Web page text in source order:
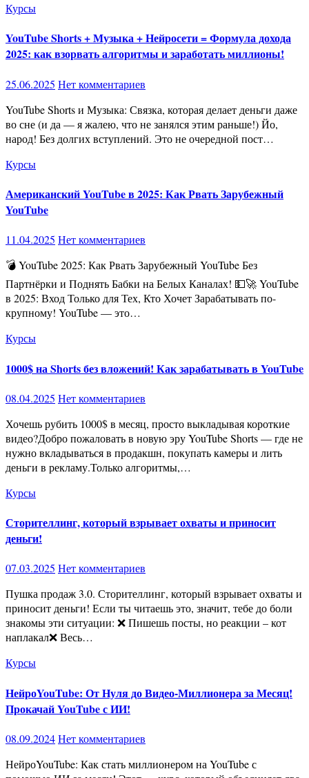
Курсы
YouTube Shorts + Музыка + Нейросети = Формула дохода
2025: как взорвать алгоритмы и заработать миллионы!
25.06.2025 Нет комментариев
YouTube Shorts и Музыка: Связка, которая делает деньги даже
во сне (и да — я жалею, что не занялся этим раньше!) Йо,
народ! Без долгих вступлений. Это не очередной пост…
Курсы
Американский YouTube в 2025: Как Рвать Зарубежный
YouTube
11.04.2025 Нет комментариев
💣 YouTube 2025: Как Рвать Зарубежный YouTube Без
Партнёрки и Поднять Бабки на Белых Каналах! 💵🚀 YouTube
в 2025: Вход Только для Тех, Кто Хочет Зарабатывать по-
крупному! YouTube — это…
Курсы
1000$ на Shorts без вложений! Как зарабатывать в YouTube
08.04.2025 Нет комментариев
Хочешь рубить 1000$ в месяц, просто выкладывая короткие
видео?Добро пожаловать в новую эру YouTube Shorts — где не
нужно вкладываться в продакшн, покупать камеры и лить
деньги в рекламу.Только алгоритмы,…
Курсы
Сторителлинг, который взрывает охваты и приносит
деньги!
07.03.2025 Нет комментариев
Пушка продаж 3.0. Сторителлинг, который взрывает охваты и
приносит деньги! Если ты читаешь это, значит, тебе до боли
знакомы эти ситуации: ❌ Пишешь посты, но реакции – кот
наплакал❌ Весь…
Курсы
НейроYouTube: От Нуля до Видео-Миллионера за Месяц!
Прокачай YouTube с ИИ!
08.09.2024Нет комментариев
НейроYouTube: Как стать миллионером на YouTube с